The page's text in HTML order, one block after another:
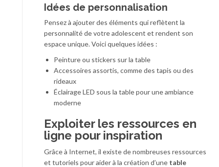
Idées de personnalisation
Pensez à ajouter des éléments qui reflètent la
personnalité de votre adolescent et rendent son
espace unique. Voici quelques idées :
Peinture ou stickers sur la table
Accessoires assortis, comme des tapis ou des
rideaux
Éclairage LED sous la table pour une ambiance
moderne
Exploiter les ressources en
ligne pour inspiration
Grâce à Internet, il existe de nombreuses ressources
et tutoriels pour aider à la création d’une table